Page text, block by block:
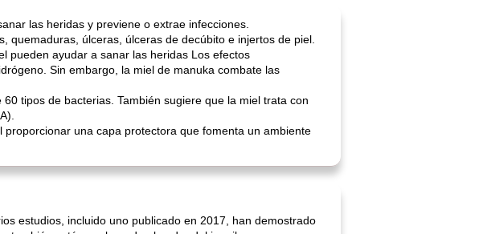
las heridas y previene o extrae infecciones.
quemaduras, úlceras, úlceras de decúbito e injertos de piel.
pueden ayudar a sanar las heridas Los efectos
Sin embargo, la miel de manuka combate las
tipos de bacterias. También sugiere que la miel trata con
una capa protectora que fomenta un ambiente
estudios, incluido uno publicado en 2017, han demostrado